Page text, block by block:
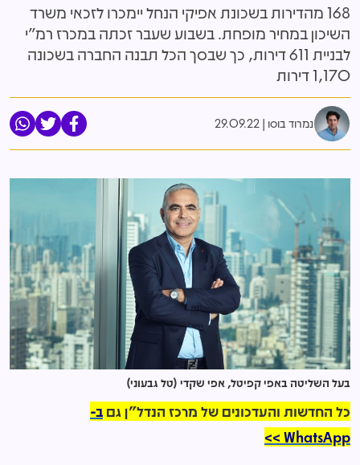
168 מהדירות בשכונת אפיקי הנחל יימכרו לזכאי משרד
השיכון במחיר מופחת. בשבוע שעבר זכתה במכרז רמ"י
לבניית 611 דירות, כך שבסך הכל תבנה החברה בשכונה
1,170 דירות
נמרוד בוסו 29.09.22
בעל השליטה באפי קפיטל, אפי שקדי (טל גבעוני)
כל החדשות והעדכונים של מרכז הנדל"ן גם ב-
WhatsApp >>